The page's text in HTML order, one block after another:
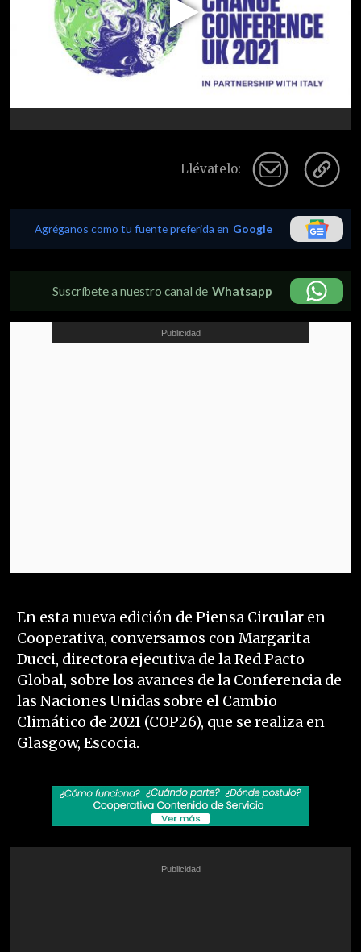
Play
Video
Llévatelo:
Agréganos como tu fuente preferida en Google
Suscríbete a nuestro canal de Whatsapp
En esta nueva edición de Piensa Circular en
Cooperativa, conversamos con Margarita
Ducci, directora ejecutiva de la Red Pacto
Global, sobre los avances de la Conferencia de
las Naciones Unidas sobre el Cambio
Climático de 2021 (COP26), que se realiza en
Glasgow, Escocia.